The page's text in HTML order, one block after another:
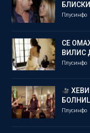
Плусинфо
СЕ
ВИЛИС
Плусинфо
Плусинфо